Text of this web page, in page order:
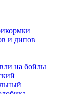
и дипов
на бойлы